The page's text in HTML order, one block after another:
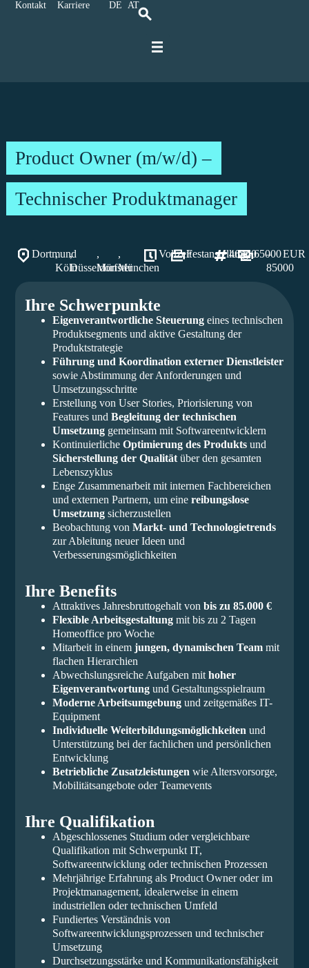
Kontakt Karriere DE AT
Product Owner (m/w/d) –
Technischer Produktmanager
Dortmund
,
Köln
,
Düsseldorf
,
Münster
,
München
VollzeitFestanstellung
4644065000
–
85000
EUR
Ihre Schwerpunkte
Eigenverantwortliche Steuerung eines technischen
Produktsegments und aktive Gestaltung der
Produktstrategie
Führung und Koordination externer Dienstleister
sowie Abstimmung der Anforderungen und
Umsetzungsschritte
Erstellung von User Stories, Priorisierung von
Features und Begleitung der technischen
Umsetzung gemeinsam mit Softwareentwicklern
Kontinuierliche Optimierung des Produktsund
Sicherstellung der Qualitätüber den gesamten
Lebenszyklus
Enge Zusammenarbeit mit internen Fachbereichen
und externen Partnern, um eine reibungslose
Umsetzungsicherzustellen
Beobachtung von Markt- und Technologietrends
zur Ableitung neuer Ideen und
Verbesserungsmöglichkeiten
Ihre Benefits
Attraktives Jahresbruttogehalt von bis zu 85.000 €
Flexible Arbeitsgestaltungmit bis zu 2 Tagen
Homeoffice pro Woche
Mitarbeit in einem jungen, dynamischen Team mit
flachen Hierarchien
Abwechslungsreiche Aufgaben mit hoher
Eigenverantwortung und Gestaltungsspielraum
Moderne Arbeitsumgebungund zeitgemäßes IT-
Equipment
Individuelle Weiterbildungsmöglichkeiten und
Unterstützung bei der fachlichen und persönlichen
Entwicklung
Betriebliche Zusatzleistungen wie Altersvorsorge,
Mobilitätsangebote oder Teamevents
Ihre Qualifikation
Abgeschlossenes Studium oder vergleichbare
Qualifikation mit Schwerpunkt IT,
Softwareentwicklung oder technischen Prozessen
Mehrjährige Erfahrung als Product Owner oder im
Projektmanagement, idealerweise in einem
industriellen oder technischen Umfeld
Fundiertes Verständnis von
Softwareentwicklungsprozessen und technischer
Umsetzung
Durchsetzungsstärke und Kommunikationsfähigkeit